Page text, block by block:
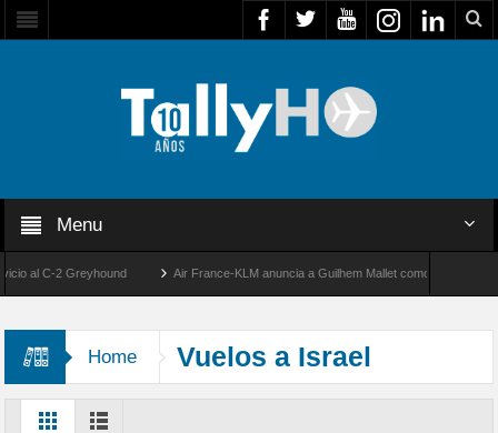
Menu
C-2 Greyhound Air France-KLM anuncia a Guilhem Mallet como nuevo Director
Home Vuelos a Israel